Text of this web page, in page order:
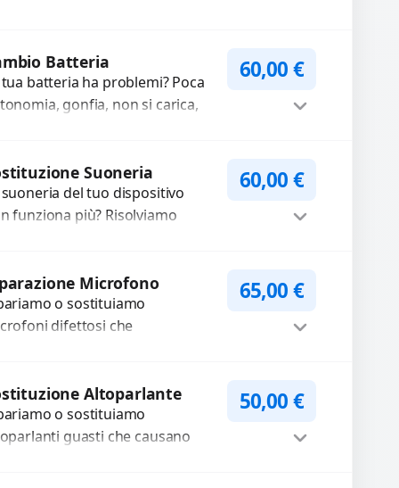
danneggiati,...
Batteria
tua batteria ha problemi? Poca
gonfia, non si carica,
60,00€
Suoneria
suoneria del tuo dispositivo
funziona più? Risolviamo
60,00€
Microfono
o sostituiamo
difettosi che
Diagnosi accurata e
di...
65,00€
Altoparlante
o sostituiamo
guasti che causano
50,00€